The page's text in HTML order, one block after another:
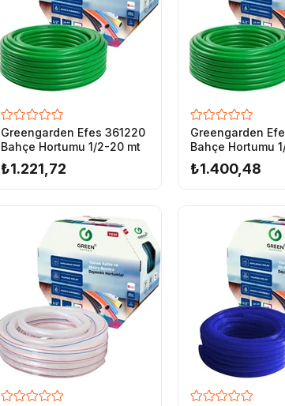
Greengarden Efes 361220
Bahçe Hortumu 1/2-20 mt
₺1.221,72
Greengarden
Bahçe Hortumu
₺1.400,48